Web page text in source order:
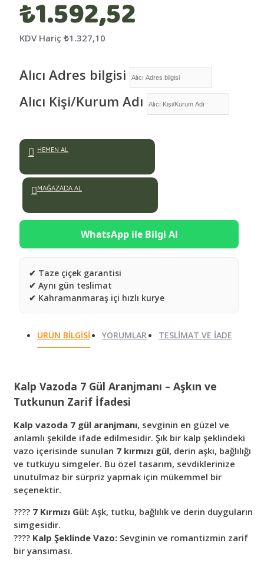
₺1.592,52
KDV Hariç ₺1.327,10
Alıcı Adres bilgisi
Alıcı Kişi/Kurum Adı
HEMEN AL
MAĞAZADA AL
WhatsApp ile Bilgi Al
✔ Taze çiçek garantisi
✔ Aynı gün teslimat
✔ Kahramanmaraş içi hızlı kurye
ÜRÜN BILGISI YORUMLAR TESLIMAT VE İADE
Kalp Vazoda 7 Gül Aranjmanı – Aşkın ve
Tutkunun Zarif İfadesi
Kalp vazoda 7 gül aranjmanı, sevginin en güzel ve
anlamlı şekilde ifade edilmesidir. Şık bir kalp şeklindeki
vazo içerisinde sunulan 7 kırmızı gül, derin aşkı, bağlılığı
ve tutkuyu simgeler. Bu özel tasarım, sevdiklerinize
unutulmaz bir sürpriz yapmak için mükemmel bir
seçenektir.
???? 7 Kırmızı Gül: Aşk, tutku, bağlılık ve derin duyguların
simgesidir.
???? Kalp Şeklinde Vazo: Sevginin ve romantizmin zarif
bir yansıması.